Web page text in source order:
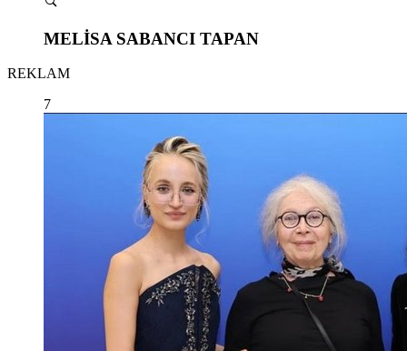
MELİSA SABANCI TAPAN
REKLAM
7